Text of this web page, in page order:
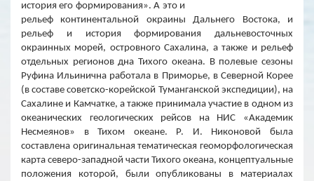
история его формирования». А это и
рельеф континентальной окраины Дальнего Востока, и
рельеф и история формирования дальневосточных
окраинных морей, островного Сахалина, а также и рельеф
отдельных регионов дна Тихого океана. В полевые сезоны
Руфина Ильинична работала в Приморье, в Северной Корее
(в составе советско-корейской Туманганской экспедиции), на
Сахалине и Камчатке, а также принимала участие в одном из
океанических геологических рейсов на НИС «Академик
Несмеянов» в Тихом океане. Р. И. Никоновой была
составлена оригинальная тематическая геоморфологическая
карта северо-западной части Тихого океана, концептуальные
положения которой, были опубликованы в материалах